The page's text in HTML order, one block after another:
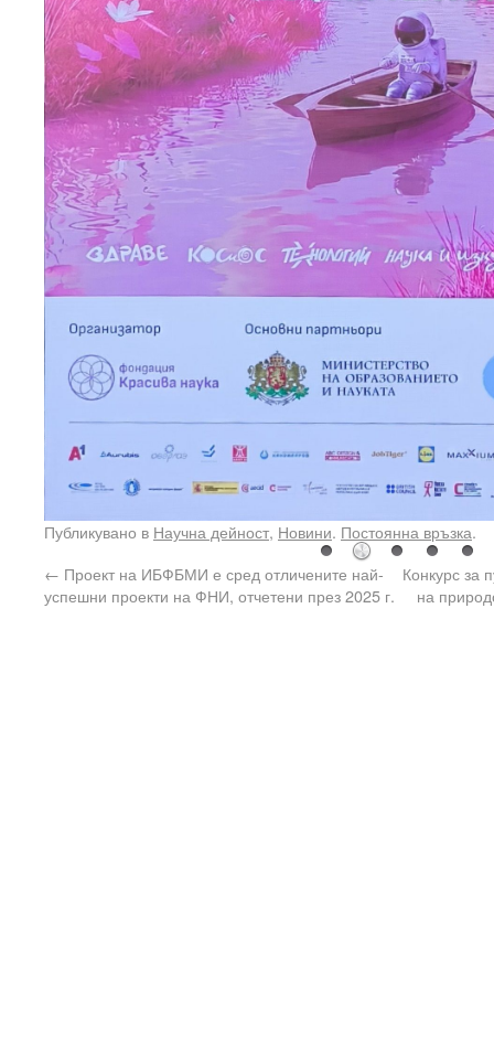
Публикувано в Научна дейност, Новини. Постоянна връзка.
← Проект на ИБФБМИ е сред отличените най-
успешни проекти на ФНИ, отчетени през 2025 г.
Конкурс за
на